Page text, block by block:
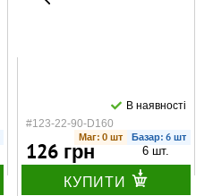
#123-22-90-D160
В наявності
Маг: 0 шт Базар: 6 шт
126 грн 6 шт.
КУПИТИ